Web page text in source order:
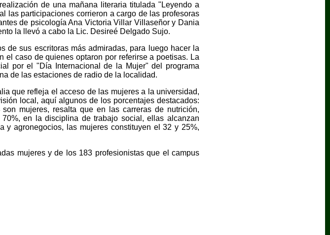
de una mañana literaria titulada "Leyendo a
las participaciones corrieron a cargo de las profesoras
de psicología Ana Victoria Villar Villaseñor y Dania
la llevó a cabo la Lic. Desireé Delgado Sujo.
de sus escritoras más admiradas, para luego hacer la
el caso de quienes optaron por referirse a poetisas. La
por el "Día Internacional de la Mujer" del programa
de las estaciones de radio de la localidad.
que refleja el acceso de las mujeres a la universidad,
local, aquí algunos de los porcentajes destacados:
mujeres, resalta que en las carreras de nutrición,
en la disciplina de trabajo social, ellas alcanzan
y agronegocios, las mujeres constituyen el 32 y 25%,
mujeres y de los 183 profesionistas que el campus